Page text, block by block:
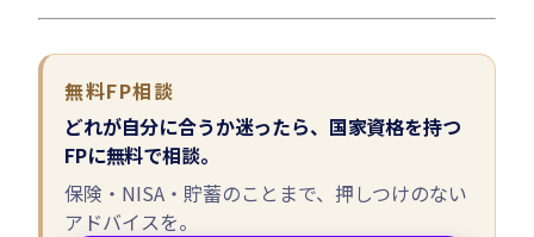
無料FP相談
どれが自分に合うか迷ったら、国家資格を持つ
FPに無料で相談。
保険・NISA・貯蓄のことまで、押しつけのない
アドバイスを。